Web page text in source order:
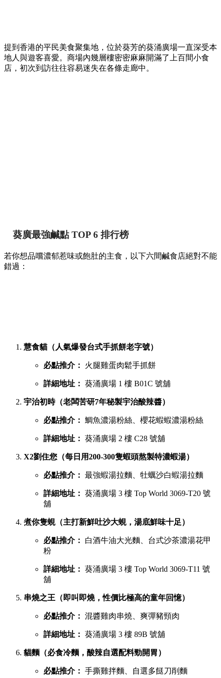
提到香港的平民美食聚集地，位於葵芳的葵涌廣場一直深受本
地人與遊客喜愛。商場內幾層樓密密麻麻開滿了上百間小食
店，初次到訪往往容易迷失在各條走廊中。
葵廣最強鹹點 TOP 6 排行榜
若你想品嚐濃郁惹味或飽肚的主食，以下六間鹹食店絕對不能
錯過：
慧食貓（人氣爆發台式手抓餅老字號）
必點推介： 火腿雞蛋肉鬆手抓餅
詳細地址： 葵涌廣場 1 樓 B01C 號舖
宇治初時（老闆苦研7年秘製宇治酸辣醬）
必點推介： 鯛魚濃湯粉絲、櫻花蝦蝦濃湯粉絲
詳細地址： 葵涌廣場 2 樓 C28 號舖
X2劉住您（每日用200-300隻蝦頭熬製特濃蝦湯）
必點推介： 最強蝦湯拉麵、牡蠣沙白蝦湯拉麵
詳細地址： 葵涌廣場 3 樓 Top World 3069-T20 號
舖
煮你隻蜆（主打新鮮吐沙大蜆，湯底鮮味十足）
必點推介：
白酒牛油大光麵、台式沙茶濃湯花甲
粉
詳細地址： 葵涌廣場 3 樓 Top World 3069-T11 號
舖
串燒之王（即叫即燒，性價比極高的童年回憶）
必點推介： 混醬雞肉串燒、爽彈豬頸肉
詳細地址： 葵涌廣場 3 樓 89B 號舖
貓麵（必食冷麵，酸辣自選配料勁開胃）
必點推介： 手撕雞拌麵、自選多餸刀削麵